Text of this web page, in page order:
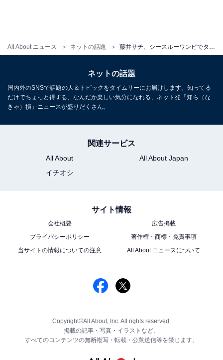
All About ニュース ネットの話題
ネットの話題
国内外のSNSで話題の人＆トピックをタイムリーにお届けします。知ってる
だけでちょっと得する、なんだか楽しい気分になれる、ネット発「知ら（な
きゃ）損」ニュースが盛りだくさん。
関連サービス
All About
All About Japan
イチオシ
サイト情報
会社概要
広告掲載
プライバシーポリシー
著作権・商標・免責事項
当サイトの情報についての注意
All About ニュースについて
Copyright©All About, Inc. All rights reserved.
掲載の記事・写真・イラストなど、
すべてのコンテンツの無断複写・転載・公衆送信等を禁じます。